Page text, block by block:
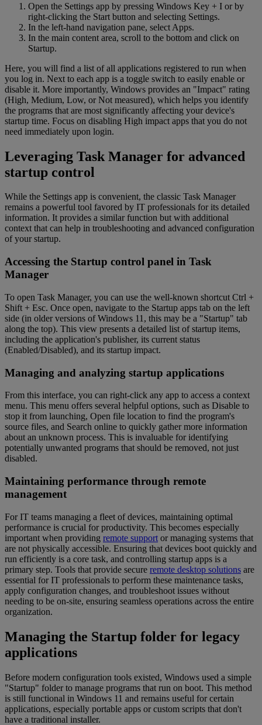
Open the Settings app by pressing Windows Key + I or by
right-clicking the Start button and selecting Settings.
In the left-hand navigation pane, select Apps.
In the main content area, scroll to the bottom and click on
Startup.
Here, you will find a list of all applications registered to run when
you log in. Next to each app is a toggle switch to easily enable or
disable it. More importantly, Windows provides an "Impact" rating
(High, Medium, Low, or Not measured), which helps you identify
the programs that are most significantly affecting your device's
startup time. Focus on disabling High impact apps that you do not
need immediately upon login.
Leveraging Task Manager for advanced
startup control
While the Settings app is convenient, the classic Task Manager
remains a powerful tool favored by IT professionals for its detailed
information. It provides a similar function but with additional
context that can help in troubleshooting and advanced configuration
of your startup.
Accessing the Startup control panel in Task
Manager
To open Task Manager, you can use the well-known shortcut Ctrl +
Shift + Esc. Once open, navigate to the Startup apps tab on the left
side (in older versions of Windows 11, this may be a "Startup" tab
along the top). This view presents a detailed list of startup items,
including the application's publisher, its current status
(Enabled/Disabled), and its startup impact.
Managing and analyzing startup applications
From this interface, you can right-click any app to access a context
menu. This menu offers several helpful options, such as Disable to
stop it from launching, Open file location to find the program's
source files, and Search online to quickly gather more information
about an unknown process. This is invaluable for identifying
potentially unwanted programs that should be removed, not just
disabled.
Maintaining performance through remote
management
For IT teams managing a fleet of devices, maintaining optimal
performance is crucial for productivity. This becomes especially
important when providing remote support or managing systems that
are not physically accessible. Ensuring that devices boot quickly and
run efficiently is a core task, and controlling startup apps is a
primary step. Tools that provide secure remote desktop solutions are
essential for IT professionals to perform these maintenance tasks,
apply configuration changes, and troubleshoot issues without
needing to be on-site, ensuring seamless operations across the entire
organization.
Managing the Startup folder for legacy
applications
Before modern configuration tools existed, Windows used a simple
"Startup" folder to manage programs that run on boot. This method
is still functional in Windows 11 and remains useful for certain
applications, especially portable apps or custom scripts that don't
have a traditional installer.